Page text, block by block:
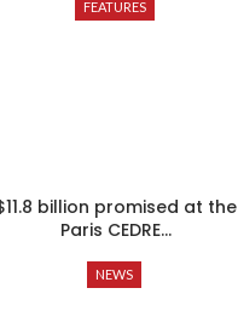
FEATURES
billion promised at the
Paris CEDRE…
NEWS